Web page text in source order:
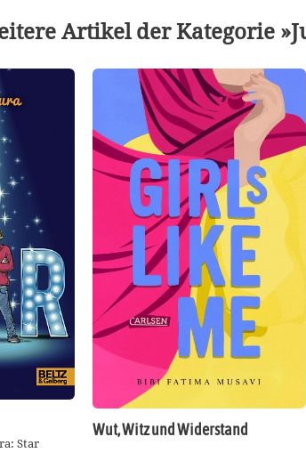
Artikel der Kategorie
Star
Wut, Witz und Widerstand